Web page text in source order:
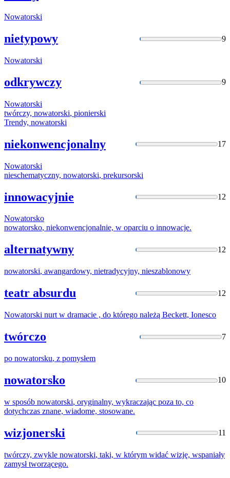
Nowatorski
nietypowy 9
Nowatorski
odkrywczy 9
Nowatorski
twórczy, nowatorski, pionierski
Trendy, nowatorski
niekonwencjonalny 17
Nowatorski
nieschematyczny, nowatorski, prekursorski
innowacyjnie 12
Nowatorsko
nowatorsko, niekonwencjonalnie, w oparciu o innowacje.
alternatywny 12
nowatorski, awangardowy, nietradycyjny, nieszablonowy
teatr absurdu 12
Nowatorski nurt w dramacie , do którego należą Beckett, Ionesco
twórczo 7
po nowatorsku, z pomysłem
nowatorsko 10
w sposób nowatorski, oryginalny, wykraczając poza to, co
dotychczas znane, wiadome, stosowane.
wizjonerski 11
twórczy, zwykle nowatorski, taki, w którym widać wizję, wspaniały
zamysł tworzącego.